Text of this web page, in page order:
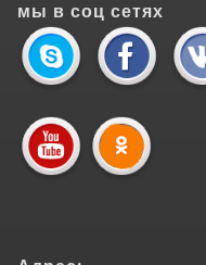
мы в соц сетях